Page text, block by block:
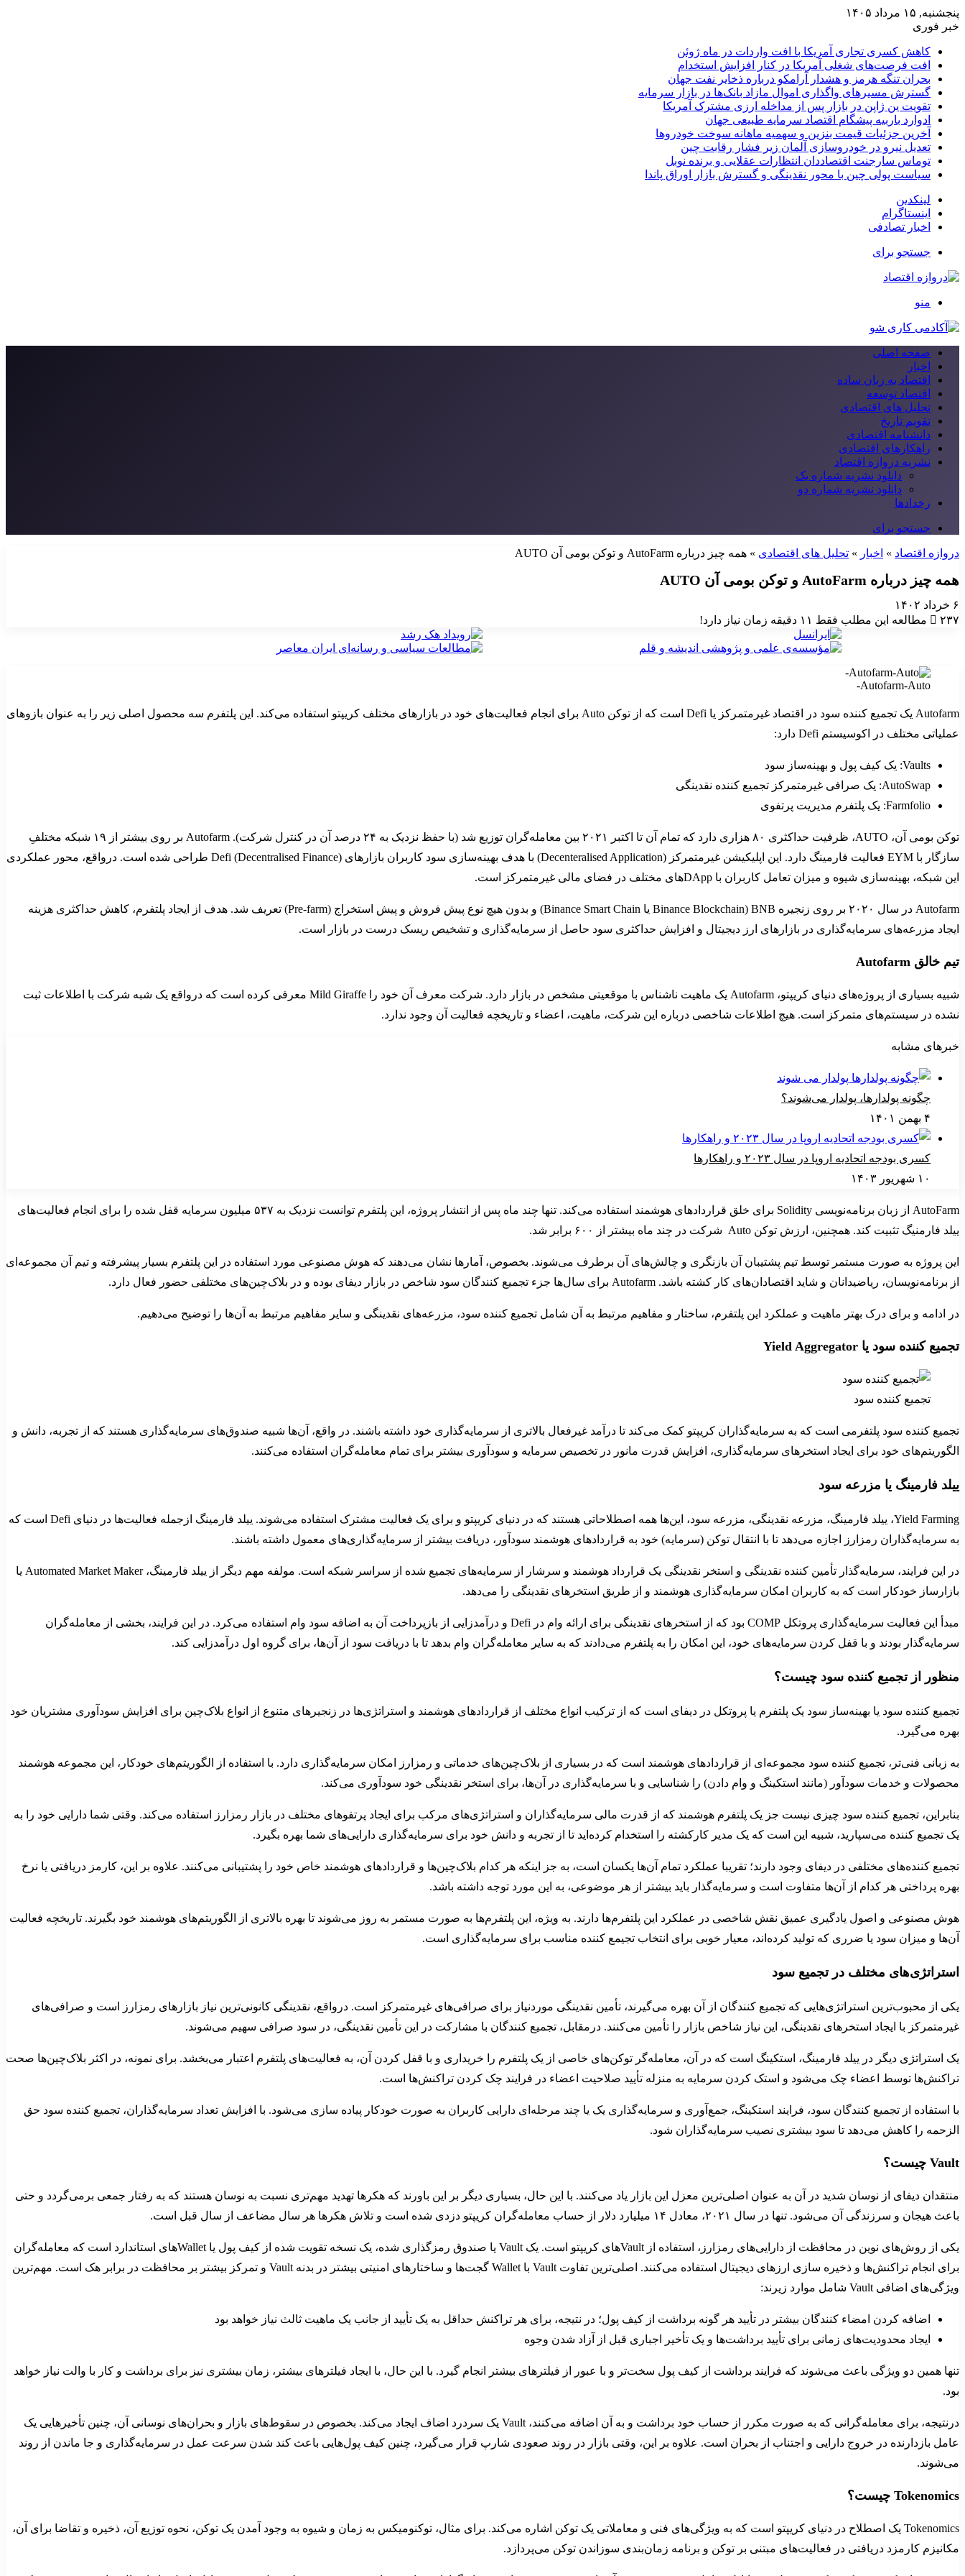
پنجشنبه, ۱۵ مرداد ۱۴۰۵
خبر فوری
کاهش کسری تجاری آمریکا با افت واردات در ماه ژوئن
افت فرصت‌های شغلی آمریکا در کنار افزایش استخدام
بحران تنگه هرمز و هشدار آرامکو درباره ذخایر نفت جهان
گسترش مسیرهای واگذاری اموال مازاد بانک‌ها در بازار سرمایه
تقویت ین ژاپن در بازار پس از مداخله ارزی مشترک آمریکا
ادوارد باربیه پیشگام اقتصاد سرمایه طبیعی جهان
آخرین جزئیات قیمت بنزین و سهمیه ماهانه سوخت خودروها
تعدیل نیرو در خودروسازی آلمان زیر فشار رقابت چین
توماس سارجنت اقتصاددان انتظارات عقلایی و برنده نوبل
سیاست پولی چین با محور نقدینگی و گسترش بازار اوراق پاندا
لینکدین
اینستاگرام
اخبار تصادفی
جستجو برای
منو
صفحه اصلی
اخبار
اقتصاد به زبان ساده
اقتصاد توسعه
تحلیل های اقتصادی
تقویم تاریخ
دانشنامه اقتصادی
راهکارهای اقتصادی
نشریه دروازه اقتصاد
دانلود نشریه شماره یک
دانلود نشریه شماره دو
رخدادها
جستجو برای
دروازه اقتصاد » اخبار » تحلیل های اقتصادی » همه چیز درباره AutoFarm و توکن بومی آن AUTO
همه چیز درباره AutoFarm و توکن بومی آن AUTO
۶ خرداد ۱۴۰۲
۲۳۷
مطالعه این مطلب فقط ۱۱ دقیقه زمان نیاز دارد!
Autofarm-Auto-
Autofarm یک تجمیع‌ کننده سود در اقتصاد غیرمتمرکز یا Defi است که از توکن Auto برای انجام فعالیت‌های خود در بازارهای مختلف کریپتو استفاده می‌کند. این پلتفرم سه محصول اصلی زیر را به عنوان بازوهای
عملیاتی مختلف در اکوسیستم Defi دارد:
Vaults: یک کیف پول و بهینه‌ساز سود
AutoSwap: یک صرافی غیرمتمرکز تجمیع کننده نقدینگی
Farmfolio: یک پلتفرم مدیریت پرتفوی
توکن بومی آن، AUTO، ظرفیت حداکثری ۸۰ هزاری دارد که تمام آن تا اکتبر ۲۰۲۱ بین معامله‌گران توزیع شد (با حفظ نزدیک به ۲۴ درصد آن در کنترل شرکت). Autofarm بر روی بیشتر از ۱۹ شبکه مختلفِ
سازگار با EYM فعالیت فارمینگ دارد. این اپلیکیشن غیرمتمرکز (Decenteralised Application) با هدف بهینه‌سازی سود کاربران بازارهای Defi (Decentralised Finance) طراحی شده است. درواقع، محور عملکردی
این شبکه، بهینه‌سازی شیوه و میزان تعامل کاربران با DAppهای مختلف در فضای مالی غیرمتمرکز است.
Autofarm در سال ۲۰۲۰ بر روی زنجیره BNB (Binance Blockchain یا Binance Smart Chain) و بدون هیچ نوع پیش فروش و پیش استخراج (Pre-farm) تعریف شد. هدف از ایجاد پلتفرم، کاهش حداکثری هزینه
ایجاد مزرعه‌های سرمایه‌گذاری در بازارهای ارز دیجیتال و افزایش حداکثری سود حاصل از سرمایه‌گذاری و تشخیص ریسک درست در بازار است.
تیم خالق Autofarm
شبیه بسیاری از پروژه‌های دنیای کریپتو، Autofarm یک ماهیت ناشناس با موقعیتی مشخص در بازار دارد. شرکت معرف آن خود را Mild Giraffe معرفی کرده است که درواقع یک شبه شرکت با اطلاعات ثبت
نشده در سیستم‌های متمرکز است. هیچ اطلاعات شاخصی درباره این شرکت، ماهیت، اعضاء و تاریخچه فعالیت آن وجود ندارد.
خبرهای مشابه
چگونه پولدارها، پولدار می‌شوند؟
۴ بهمن ۱۴۰۱
کسری بودجه اتحادیه اروپا در سال ۲۰۲۳ و راهکارها
۱۰ شهریور ۱۴۰۳
AutoFarm از زبان برنامه‌نویسی Solidity برای خلق قراردادهای هوشمند استفاده می‌کند. تنها چند ماه پس از انتشار پروژه، این پلتفرم توانست نزدیک به ۵۳۷ میلیون سرمایه قفل شده را برای انجام فعالیت‌های
ییلد فارمنیگ تثبیت کند. همچنین، ارزش توکن Auto شرکت در چند ماه بیشتر از ۶۰۰ برابر شد.
این پروژه به صورت مستمر توسط تیم پشتیبان آن بازنگری و چالش‌های آن برطرف می‌شوند. بخصوص، آمارها نشان می‌دهند که هوش مصنوعی مورد استفاده در این پلتفرم بسیار پیشرفته و تیم آن مجموعه‌ای
از برنامه‌نویسان، ریاضیدانان و شاید اقتصادان‌های کار کشته باشد. Autofarm برای سال‌ها جزء تجمیع کنندگان سود شاخص در بازار دیفای بوده و در بلاک‌چین‌های مختلفی حضور فعال دارد.
در ادامه و برای درک بهتر ماهیت و عملکرد این پلتفرم، ساختار و مفاهیم مرتبط به آن شامل تجمیع کننده سود، مزرعه‌های نقدینگی و سایر مفاهیم مرتبط به آن‌ها را توضیح می‌دهیم.
تجمیع کننده سود یا Yield Aggregator
تجمیع کننده سود
تجمیع کننده سود پلتفرمی است که به سرمایه‌گذاران کریپتو کمک می‌کند تا درآمد غیرفعال بالاتری از سرمایه‌گذاری خود داشته باشند. در واقع، آن‌ها شبیه صندوق‌های سرمایه‌گذاری هستند که از تجربه، دانش و
الگوریتم‌های خود برای ایجاد استخرهای سرمایه‌گذاری، افزایش قدرت مانور در تخصیص سرمایه و سودآوری بیشتر برای تمام معامله‌گران استفاده می‌کنند.
ییلد فارمینگ یا مزرعه سود
Yield Farming، ییلد فارمینگ، مزرعه نقدینگی، مزرعه سود، این‌ها همه اصطلاحاتی هستند که در دنیای کریپتو و برای یک فعالیت مشترک استفاده می‌شوند. ییلد فارمینگ ازجمله فعالیت‌ها در دنیای Defi است که
به سرمایه‌گذاران رمزارز اجازه می‌دهد تا با انتقال توکن (سرمایه) خود به قراردادهای هوشمند سودآور، دریافت بیشتر از سرمایه‌گذاری‌های معمول داشته باشند.
در این فرایند، سرمایه‌گذار تأمین کننده نقدینگی و استخر نقدینگی یک قرارداد هوشمند و سرشار از سرمایه‌های تجمیع شده از سراسر شبکه است. مولفه مهم دیگر از ییلد فارمینگ، Automated Market Maker یا
بازارساز خودکار است که به کاربران امکان سرمایه‌گذاری هوشمند و از طریق استخرهای نقدینگی را می‌دهد.
مبدأ این فعالیت سرمایه‌گذاری پروتکل COMP بود که از استخرهای نقدینگی برای ارائه وام‌ در Defi و درآمدزایی از بازپرداخت آن به اضافه سود وام استفاده می‌کرد. در این فرایند، بخشی از معامله‌گران
سرمایه‌گذار بودند و با قفل کردن سرمایه‌های خود، این امکان را به پلتفرم می‌دادند که به سایر معامله‌گران وام بدهد تا با دریافت سود از آن‌ها، برای گروه اول درآمدزایی کند.
منظور از تجمیع کننده سود چیست؟
تجمیع کننده سود یا بهینه‌ساز سود یک پلتفرم یا پروتکل در دیفای است که از ترکیب انواع مختلف از قراردادهای هوشمند و استراتژی‌ها در زنجیرهای متنوع از انواع بلاک‌چین برای افزایش سودآوری مشتریان خود
بهره می‌گیرد.
به زبانی فنی‌تر، تجمیع کننده سود مجموعه‌ای از قراردادهای هوشمند است که در بسیاری از بلاک‌چین‌های خدماتی و رمزارز امکان سرمایه‌گذاری دارد. با استفاده از الگوریتم‌های خودکار، این مجموعه هوشمند
محصولات و خدمات سودآور (مانند استکینگ و وام دادن) را شناسایی و با سرمایه‌گذاری در آن‌ها، برای استخر نقدینگی خود سودآوری می‌کند.
بنابراین، تجمیع کننده سود چیزی نیست جز یک پلتفرم هوشمند که از قدرت مالی سرمایه‌گذاران و استراتژی‌های مرکب برای ایجاد پرتفوهای مختلف در بازار رمزارز استفاده می‌کند. وقتی شما دارایی خود را به
یک تجمیع کننده می‌سپارید، شبیه این است که یک مدیر کارکشته را استخدام کرده‌اید تا از تجربه و دانش خود برای سرمایه‌گذاری دارایی‌های شما بهره بگیرد.
تجمیع‌ کننده‌های مختلفی در دیفای وجود دارند؛ تقریبا عملکرد تمام آن‌ها یکسان است، به جز اینکه هر کدام بلاک‌چین‌ها و قراردادهای هوشمند خاص خود را پشتیبانی می‌کنند. علاوه بر این، کارمز دریافتی یا نرخ
بهره پرداختی هر کدام از آن‌ها متفاوت است و سرمایه‌گذار باید بیشتر از هر موضوعی، به این مورد توجه داشته باشد.
هوش مصنوعی و اصول یادگیری عمیق نقش شاخصی در عملکرد این پلتفرم‌ها دارند. به ویژه، این پلتفرم‌ها به صورت مستمر به روز می‌شوند تا بهره بالاتری از الگوریتم‌های هوشمند خود بگیرند. تاریخچه فعالیت‌
آن‌ها و میزان سود یا ضرری که تولید کرده‌اند، معیار خوبی برای انتخاب تجیمع کننده مناسب برای سرمایه‌گذاری است.
استراتژی‌های مختلف در تجمیع سود
یکی از محبوب‌ترین استراتژی‌هایی که تجمیع کنندگان از آن بهره می‌گیرند، تأمین نقدینگی موردنیاز برای صرافی‌های غیرمتمرکز است. درواقع، نقدینگی کانونی‌ترین نیاز بازارهای رمزارز است و صرافی‌های
غیرمتمرکز با ایجاد استخرهای نقدینگی، این نیاز شاخص بازار را تأمین می‌کنند. درمقابل، تجمیع کنندگان با مشارکت در این تأمین نقدینگی، در سود صرافی سهیم می‌شوند.
یک استراتژی دیگر در ییلد فارمینگ، استکینگ است که در آن، معامله‌گر توکن‌های خاصی از یک پلتفرم را خریداری و با قفل کردن آن، به فعالیت‌های پلتفرم اعتبار می‌بخشد. برای نمونه، در اکثر بلاک‌چین‌ها صحت
تراکنش‌ها توسط اعضاء چک می‌شود و استک کردن سرمایه به منزله تأیید صلاحیت اعضاء در فرایند چک کردن تراکنش‌ها است.
با استفاده از تجمیع کنندگان سود، فرایند استکینگ، جمع‌آوری و سرمایه‌گذاری یک یا چند مرحله‌ای دارایی کاربران به صورت خودکار پیاده سازی می‌شود. با افزایش تعداد سرمایه‌گذاران، تجمیع کننده سود حق
الزحمه را کاهش می‌دهد تا سود بیشتری نصیب سرمایه‌گذاران شود.
Vault چیست؟
منتقدان دیفای از نوسان شدید در آن به عنوان اصلی‌ترین معزل این بازار یاد می‌کنند. با این حال، بسیاری دیگر بر این باورند که هکرها تهدید مهم‌تری نسبت به نوسان هستند که به رفتار جمعی برمی‌گردد و حتی
باعث هیجان و سرزندگی آن می‌شود. تنها در سال ۲۰۲۱، معادل ۱۴ میلیارد دلار از حساب معامله‌گران کریپتو دزدی شده است و تلاش هکرها هر سال مضاعف از سال قبل است.
یکی از روش‌های نوین در محافظت از دارایی‌های رمزارز، استفاده از Vaultهای کریپتو است. یک Vault یا صندوق رمزگذاری شده، یک نسخه تقویت شده از کیف پول یا Walletهای استاندارد است که معامله‌گران
برای انجام تراکنش‌ها و ذخیره سازی ارزهای دیجیتال استفاده می‌کنند. اصلی‌ترین تفاوت Vault با Wallet گجت‌ها و ساختارهای امنیتی بیشتر در بدنه Vault و تمرکز بیشتر بر محافظت در برابر هک است. مهم‌ترین
ویژگی‌های اضافی Vault شامل موارد زیرند:
اضافه کردن امضاء کنندگان بیشتر در تأیید هر گونه برداشت از کیف پول؛ در نتیجه، برای هر تراکنش حداقل به یک تأیید از جانب یک ماهیت ثالث نیاز خواهد بود
ایجاد محدودیت‌های زمانی برای تأیید برداشت‌ها و یک تأخیر اجباری قبل از آزاد شدن وجوه
تنها همین دو ویژگی باعث می‌شوند که فرایند برداشت از کیف پول سخت‌تر و با عبور از فیلترهای بیشتر انجام گیرد. با این حال، با ایجاد فیلترهای بیشتر، زمان بیشتری نیز برای برداشت و کار با والت نیاز خواهد
بود.
درنتیجه، برای معامله‌گرانی که به صورت مکرر از حساب‌ خود برداشت و به آن اضافه می‌کنند، Vault یک سردرد اضاف ایجاد می‌کند. بخصوص در سقوط‌های بازار و بحران‌های نوسانی آن، چنین تأخیرهایی یک
عامل بازدارنده در خروج دارایی و اجتناب از بحران است. علاوه بر این، وقتی بازار در روند صعودی شارپ قرار می‌گیرد، چنین کیف پول‌هایی باعث کند شدن سرعت عمل در سرمایه‌گذاری و جا ماندن از روند
می‌شوند.
Tokenomics چیست؟
Tokenomics یک اصطلاح در دنیای کریپتو است که به ویژگی‌های فنی و معاملاتی یک توکن اشاره می‌کند. برای مثال، توکنومیکس به زمان و شیوه به وجود آمدن یک توکن، نحوه توزیع آن، ذخیره و تقاضا برای آن،
مکانیزم کارمزد دریافتی در فعالیت‌های مبتنی بر توکن و برنامه زمان‌بندی سوزاندن توکن می‌پردازد.